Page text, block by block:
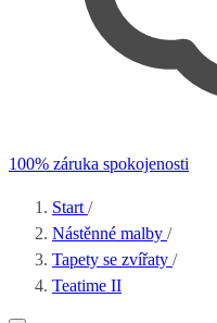
100% záruka spokojenosti
Start /
Nástěnné malby /
Tapety se zvířaty /
Teatime II